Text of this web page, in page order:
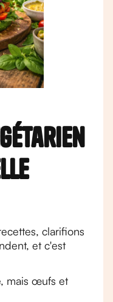
clarifions
et c'est
mais œufs et